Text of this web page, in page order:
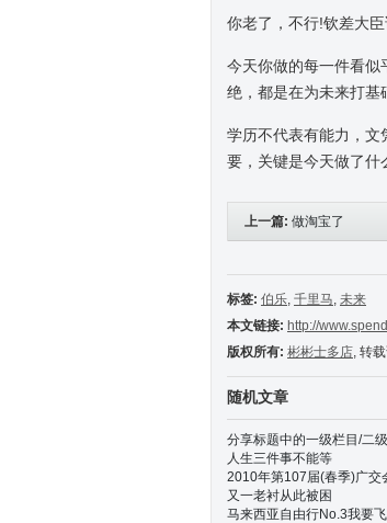
你老了，不行!钦差大臣
今天你做的每一件看似
绝，都是在为未来打基
学历不代表有能力，文
要，关键是今天做了什
上一篇: 做淘宝了
标签: 伯乐, 千里马, 未来
本文链接: http://
版权所有: 彬彬士多店, 转
随机文章
分享标题中的一级栏目/二
人生三件事不能等
2010年第107届(春季)广交
又一老衬从此被困
马来西亚自由行No.3我要